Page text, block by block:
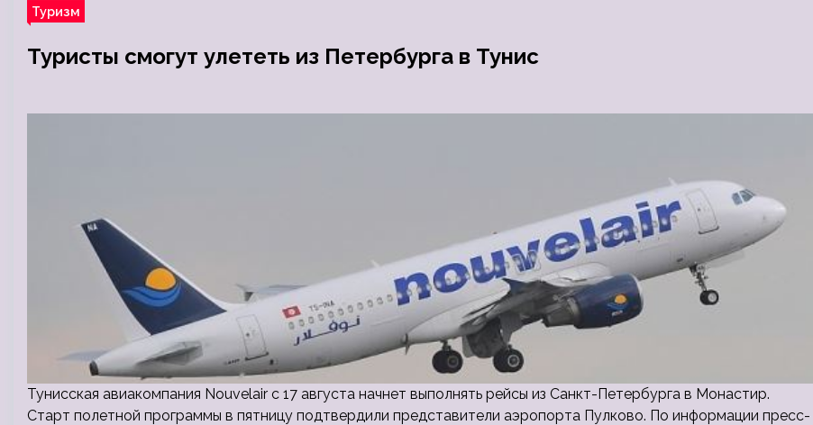
Туризм
Туристы смогут улететь из Петербурга в Тунис
Тунисская авиакомпания Nouvelair с 17 августа начнет выполнять рейсы из Санкт-Петербурга в Монастир.
Старт полетной программы в пятницу подтвердили представители аэропорта Пулково. По информации пресс-